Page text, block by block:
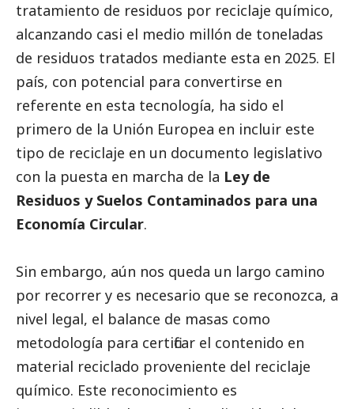
tratamiento de residuos por reciclaje químico,
alcanzando casi el medio millón de toneladas
de residuos tratados mediante esta en 2025. El
país, con potencial para convertirse en
referente en esta tecnología, ha sido el
primero de la Unión Europea en incluir este
tipo de reciclaje en un documento legislativo
con la puesta en marcha de la Ley de
Residuos y Suelos Contaminados para una
Economía Circular.
Sin embargo, aún nos queda un largo camino
por recorrer y es necesario que se reconozca, a
nivel legal, el balance de masas como
metodología para certificar el contenido en
material reciclado proveniente del reciclaje
químico. Este reconocimiento es